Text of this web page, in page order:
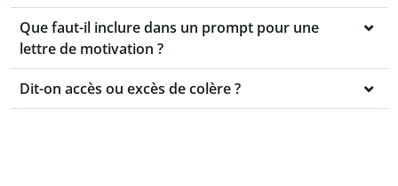
Que faut-il inclure dans un prompt pour une
lettre de motivation ?
Dit-on accès ou excès de colère ?